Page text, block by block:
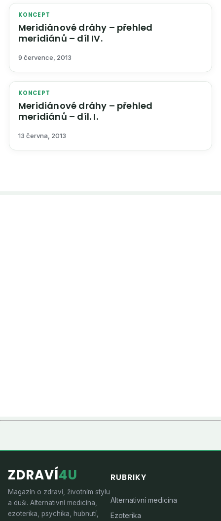
KONCEPT
Meridiánové dráhy – přehled
meridiánů – díl IV.
9 července, 2013
KONCEPT
Meridiánové dráhy – přehled
meridiánů – díl. I.
13 června, 2013
ZDRAVÍ4U
Magazín o zdraví, životním stylu
a duši. Alternativní medicína,
ezoterika, psychika, hubnutí,
RUBRIKY
Alternativní medicína
Ezoterika